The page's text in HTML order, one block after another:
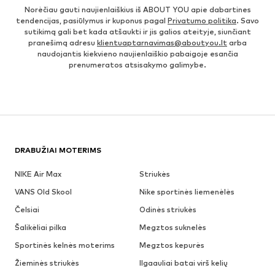
Norėčiau gauti naujienlaiškius iš ABOUT YOU apie dabartines
tendencijas, pasiūlymus ir kuponus pagal Privatumo politika. Savo
sutikimą gali bet kada atšaukti ir jis galios ateityje, siunčiant
pranešimą adresu klientuaptarnavimas@aboutyou.lt arba
naudojantis kiekvieno naujienlaiškio pabaigoje esančia
prenumeratos atsisakymo galimybe.
DRABUŽIAI MOTERIMS
NIKE Air Max
Striukės
VANS Old Skool
Nike sportinės liemenėlės
Čelsiai
Odinės striukės
Šalikėliai pilka
Megztos suknelės
Sportinės kelnės moterims
Megztos kepurės
Žieminės striukės
Ilgaauliai batai virš kelių